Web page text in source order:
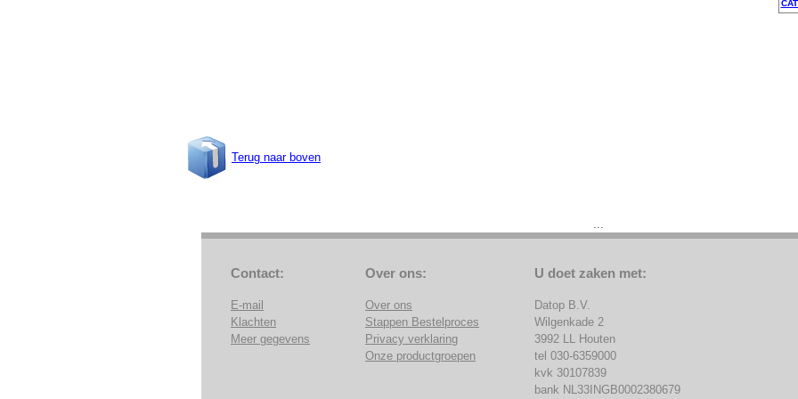
Terug naar boven
Contact:
E-mail
Klachten
Meer gegevens
Over ons:
Over ons
Stappen Bestelproces
Privacy verklaring
Onze productgroepen
U doet zaken met:
Datop B.V.
Wilgenkade 2
3992 LL Houten
tel 030-6359000
kvk 30107839
bank NL33INGB0002380679